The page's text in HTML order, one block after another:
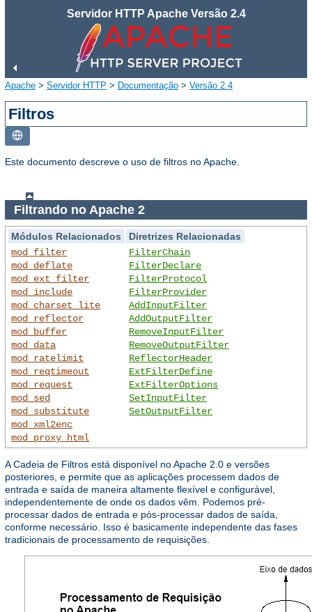
Servidor HTTP Apache Versão 2.4
Apache > Servidor HTTP > Documentação > Versão 2.4
Filtros
Este documento descreve o uso de filtros no Apache.
Filtrando no Apache 2
Módulos Relacionados
Diretrizes Relacionadas
mod_filter
mod_deflate
mod_ext_filter
mod_include
mod_charset_lite
mod_reflector
mod_buffer
mod_data
mod_ratelimit
mod_reqtimeout
mod_request
mod_sed
mod_substitute
mod_xml2enc
mod_proxy_html
FilterChain
FilterDeclare
FilterProtocol
FilterProvider
AddInputFilter
AddOutputFilter
RemoveInputFilter
RemoveOutputFilter
ReflectorHeader
ExtFilterDefine
ExtFilterOptions
SetInputFilter
SetOutputFilter
A Cadeia de Filtros está disponível no Apache 2.0 e versões
posteriores, e permite que as aplicações processem dados de
entrada e saída de maneira altamente flexível e configurável,
independentemente de onde os dados vêm. Podemos pré-
processar dados de entrada e pós-processar dados de saída,
conforme necessário. Isso é basicamente independente das fases
tradicionais de processamento de requisições.